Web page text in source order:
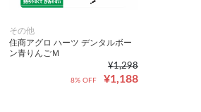
その他
住商アグロ ハーツ デンタルボー
ン青りんごＭ
¥1,298
¥1,188
8% OFF